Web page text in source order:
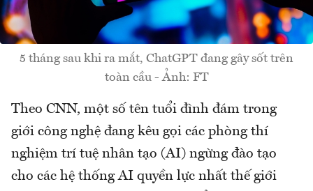
5 tháng sau khi ra mắt, ChatGPT đang gây sốt trên
toàn cầu - Ảnh: FT
Theo CNN, một số tên tuổi đình đám trong
giới công nghệ đang kêu gọi các phòng thí
nghiệm trí tuệ nhân tạo (AI) ngừng đào tạo
cho các hệ thống AI quyền lực nhất thế giới